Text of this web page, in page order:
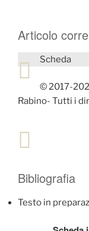
Articolo
Scheda
© 2017-
Rabino- Tutti i
Bibliografia
Testo in